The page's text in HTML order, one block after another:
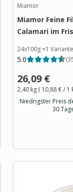
Miamor
Miamor Feine
Calamari im
24x100g+1 Variante
5.0 (
26,09 €
2,40 kg ( 10,88 €/ 1
Niedrigster Preis
30